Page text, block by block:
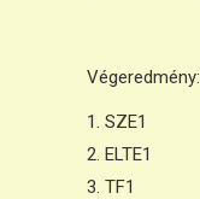
Végeredmény:
1. SZE1
2. ELTE1
3. TF1